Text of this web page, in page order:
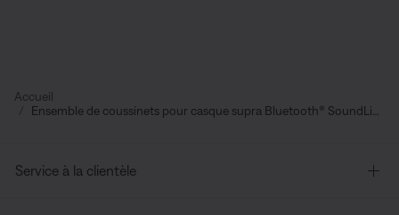
Accueil
Ensemble de coussinets pour casque supra Bluetooth® SoundLink®
Service à la clientèle